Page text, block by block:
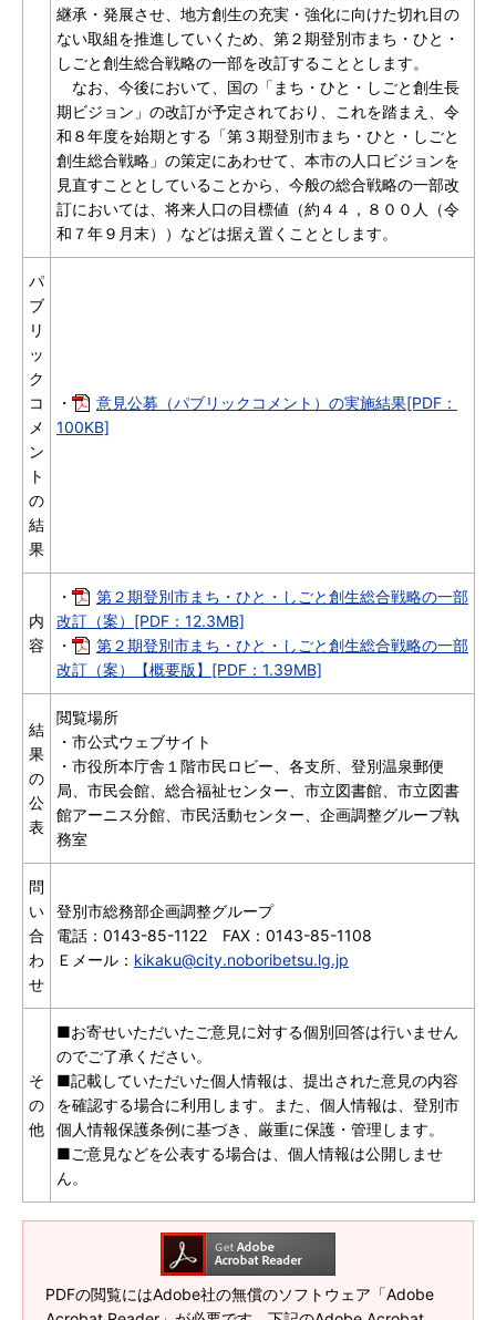
継承・発展させ、地方創生の充実・強化に向けた切れ目の
ない取組を推進していくため、第２期登別市まち・ひと・
しごと創生総合戦略の一部を改訂することとします。
なお、今後において、国の「まち・ひと・しごと創生長
期ビジョン」の改訂が予定されており、これを踏まえ、令
和８年度を始期とする「第３期登別市まち・ひと・しごと
創生総合戦略」の策定にあわせて、本市の人口ビジョンを
見直すこととしていることから、今般の総合戦略の一部改
訂においては、将来人口の目標値（約４４，８００人（令
和７年９月末））などは据え置くこととします。
パ
ブ
リ
ッ
ク
コ
メ
ン
ト
の
結
果
・
意見公募（パブリックコメント）の実施結果[PDF：
100KB]
内
容
・
第２期登別市まち・ひと・しごと創生総合戦略の一部
改訂（案）[PDF：12.3MB]
・
第２期登別市まち・ひと・しごと創生総合戦略の一部
改訂（案）【概要版】[PDF：1.39MB]
結
果
の
公
表
閲覧場所
・市公式ウェブサイト
・市役所本庁舎１階市民ロビー、各支所、登別温泉郵便
局、市民会館、総合福祉センター、市立図書館、市立図書
館アーニス分館、市民活動センター、企画調整グループ執
務室
問
い
合
わ
せ
登別市総務部企画調整グループ
電話：0143-85-1122 FAX：0143-85-1108
Ｅメール： kikaku@city.noboribetsu.lg.jp
そ
の
他
■お寄せいただいたご意見に対する個別回答は行いません
のでご了承ください。
■記載していただいた個人情報は、提出された意見の内容
を確認する場合に利用します。また、個人情報は、登別市
個人情報保護条例に基づき、厳重に保護・管理します。
■ご意見などを公表する場合は、個人情報は公開しませ
ん。
PDFの閲覧にはAdobe社の無償のソフトウェア「Adobe